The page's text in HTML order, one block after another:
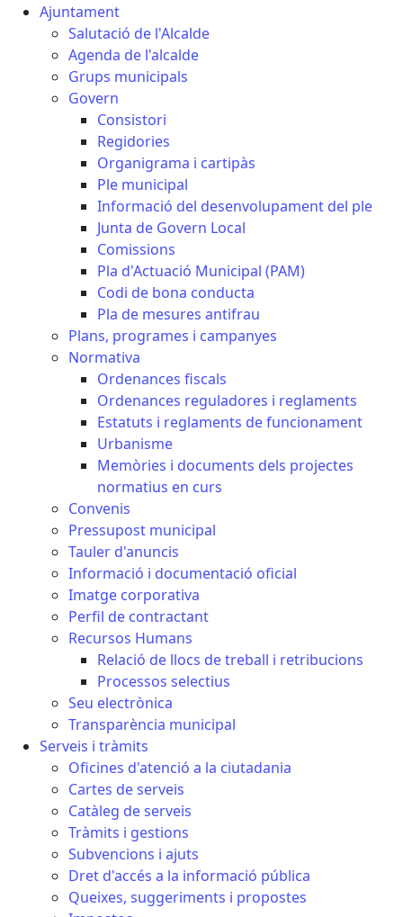
Ajuntament
Salutació de l'Alcalde
Agenda de l'alcalde
Grups municipals
Govern
Consistori
Regidories
Organigrama i cartipàs
Ple municipal
Informació del desenvolupament del ple
Junta de Govern Local
Comissions
Pla d'Actuació Municipal (PAM)
Codi de bona conducta
Pla de mesures antifrau
Plans, programes i campanyes
Normativa
Ordenances fiscals
Ordenances reguladores i reglaments
Estatuts i reglaments de funcionament
Urbanisme
Memòries i documents dels projectes
normatius en curs
Convenis
Pressupost municipal
Tauler d'anuncis
Informació i documentació oficial
Imatge corporativa
Perfil de contractant
Recursos Humans
Relació de llocs de treball i retribucions
Processos selectius
Seu electrònica
Transparència municipal
Serveis i tràmits
Oficines d'atenció a la ciutadania
Cartes de serveis
Catàleg de serveis
Tràmits i gestions
Subvencions i ajuts
Dret d'accés a la informació pública
Queixes, suggeriments i propostes